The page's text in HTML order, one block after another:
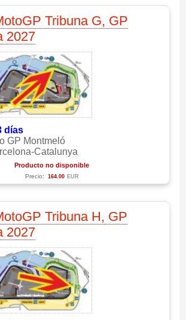
Tribuna G, GP
2027
días
GP Montmeló
Catalunya
Producto no disponible
Precio: 164.00 EUR
Tribuna H, GP
2027